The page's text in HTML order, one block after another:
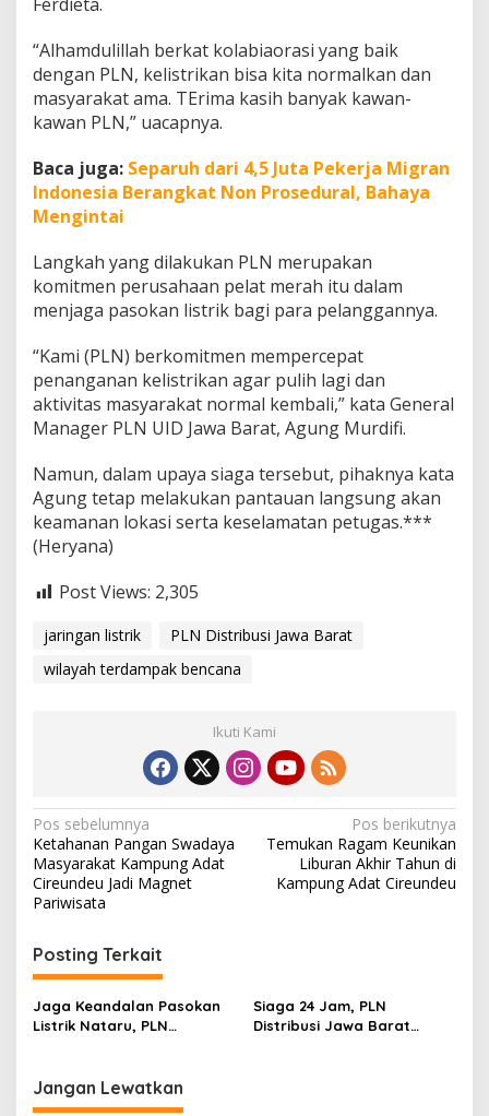
“Alhamdulillah berkat kolabiaorasi yang baik
dengan PLN, kelistrikan bisa kita normalkan dan
masyarakat ama. TErima kasih banyak kawan-
kawan PLN,” uacapnya.
Baca juga: Separuh dari 4,5 Juta Pekerja Migran
Indonesia Berangkat Non Prosedural, Bahaya
Mengintai
Langkah yang dilakukan PLN merupakan
komitmen perusahaan pelat merah itu dalam
menjaga pasokan listrik bagi para pelanggannya.
“Kami (PLN) berkomitmen mempercepat
penanganan kelistrikan agar pulih lagi dan
aktivitas masyarakat normal kembali,” kata General
Manager PLN UID Jawa Barat, Agung Murdifi.
Namun, dalam upaya siaga tersebut, pihaknya kata
Agung tetap melakukan pantauan langsung akan
keamanan lokasi serta keselamatan petugas.***
(Heryana)
Post Views: 2,305
jaringan listrik
PLN Distribusi Jawa Barat
wilayah terdampak bencana
Ikuti Kami
N
a
v
i
g
a
s
i
p
o
Pos sebelumnya
Ketahanan Pangan Swadaya
Masyarakat Kampung Adat
Cireundeu Jadi Magnet
Pariwisata
Pos berikutnya
Temukan Ragam Keunikan
Liburan Akhir Tahun di
Kampung Adat Cireundeu
Posting Terkait
Jaga Keandalan Pasokan
Listrik Nataru, PLN
Siaga 24 Jam, PLN
Distribusi Jawa Barat
Jangan Lewatkan